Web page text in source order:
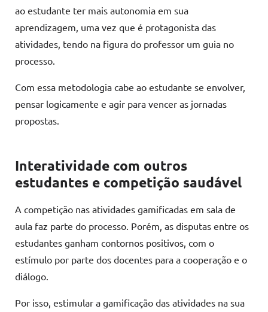
ao estudante ter mais autonomia em sua
aprendizagem, uma vez que é protagonista das
atividades, tendo na figura do professor um guia no
processo.
Com essa metodologia cabe ao estudante se envolver,
pensar logicamente e agir para vencer as jornadas
propostas.
Interatividade com outros
estudantes e competição saudável
A competição nas atividades gamificadas em sala de
aula faz parte do processo. Porém, as disputas entre os
estudantes ganham contornos positivos, com o
estímulo por parte dos docentes para a cooperação e o
diálogo.
Por isso, estimular a gamificação das atividades na sua